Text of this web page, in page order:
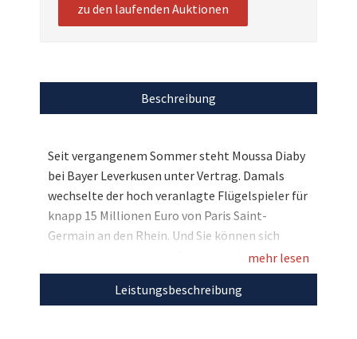
zu den laufenden Auktionen
Beschreibung
Seit vergangenem Sommer steht Moussa Diaby
bei Bayer Leverkusen unter Vertrag. Damals
wechselte der hoch veranlagte Flügelspieler für
knapp 15 Millionen Euro von Paris Saint-
Germain an den Rhein. Und Sie können sich
bereits jetzt ein echtes Sammler-Highlight
sichern, denn bei uns trennt er sich von seinem
getragenen Trainingstrikot, das er sogar noch
mehr lesen
Leistungsbeschreibung